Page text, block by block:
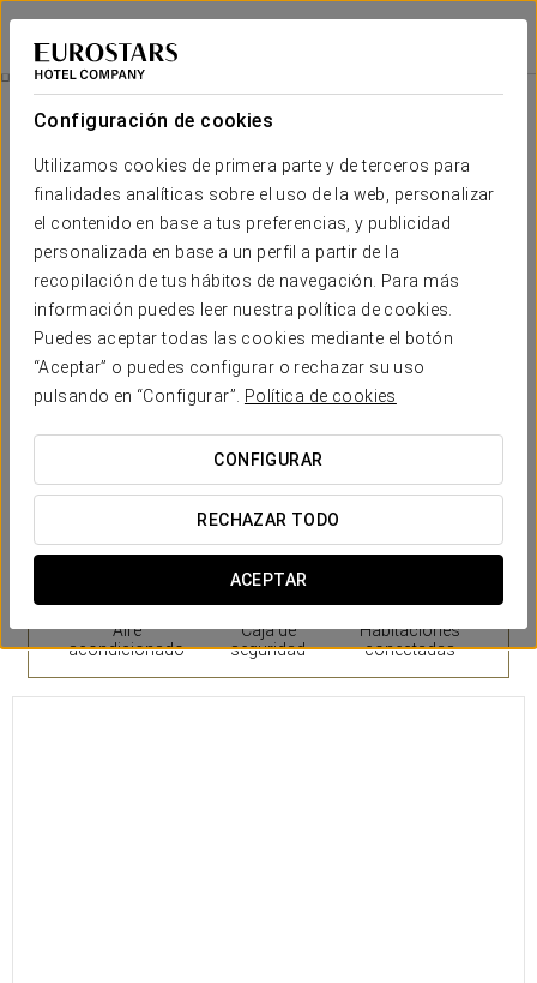
Configuración de cookies
Utilizamos cookies de primera parte y de terceros para
finalidades analíticas sobre el uso de la web, personalizar
el contenido en base a tus preferencias, y publicidad
personalizada en base a un perfil a partir de la
recopilación de tus hábitos de navegación. Para más
información puedes leer nuestra política de cookies.
Puedes aceptar todas las cookies mediante el botón
“Aceptar” o puedes configurar o rechazar su uso
pulsando en “Configurar”.
Política de cookies
CONFIGURAR
RECHAZAR TODO
ACEPTAR
Eurostars Acteón
VALENCIA
Habitaciones
Habitaciones
El confort y descanso que necesitas
Lashabitaciones y suitesdel Eurostars Acteón están
pensadas para convertirse en tu estancia personal, en tu lugar
de relajación en la ciudad donde encuentres todo lo que
busques.
La decoración alegre y acogedora se une a unacompleta
gama de servicios
para garantizar que disfrutes de tu mejor
descanso.
Habitaciones
Aire
acondicionado
Caja de
seguridad
Habitaciones
conectadas